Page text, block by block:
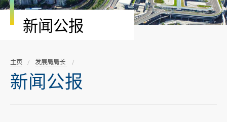
新闻公报
主页 发展局局长
新闻公报